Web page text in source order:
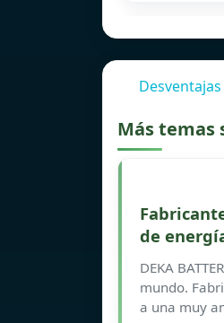
Más temas
de
DEKA
mundo.
a una muy